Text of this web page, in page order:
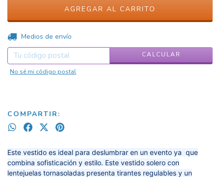
Entregas para el CP:
Medios de envío
CALCULAR
No sé mi código postal
COMPARTIR:
Este vestido es ideal para deslumbrar en un evento ya que
combina sofisticación y estilo. Este vestido solero con
lentejuelas tornasoladas presenta tirantes regulables y un